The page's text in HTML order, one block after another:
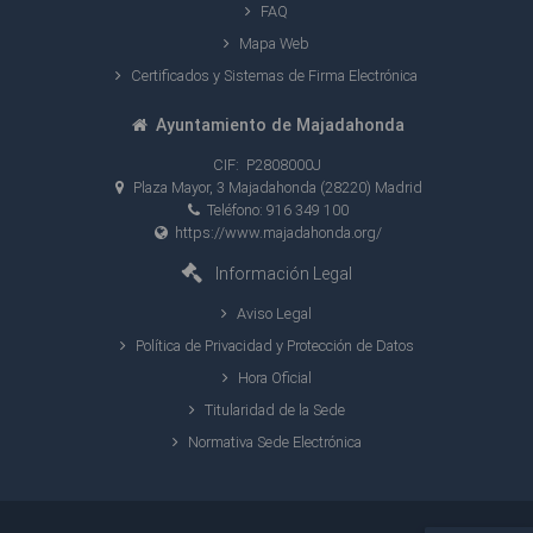
FAQ
Mapa Web
Certificados y Sistemas de Firma Electrónica
Ayuntamiento de Majadahonda
CIF: P2808000J
Plaza Mayor, 3 Majadahonda (28220) Madrid
Teléfono: 916 349 100
https://www.majadahonda.org/
Información Legal
Aviso Legal
Política de Privacidad y Protección de Datos
Hora Oficial
Titularidad de la Sede
Normativa Sede Electrónica